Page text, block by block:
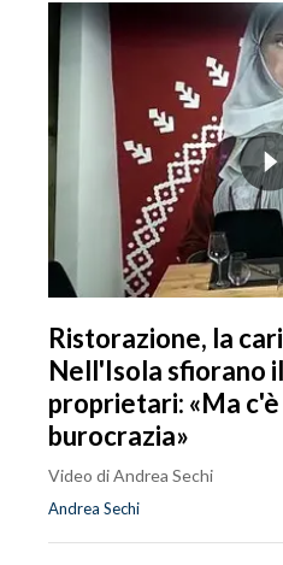
Ristorazione, la
Nell'Isola sfiorano
proprietari: «Ma
burocrazia»
Video di Andrea Sechi
Andrea Sechi